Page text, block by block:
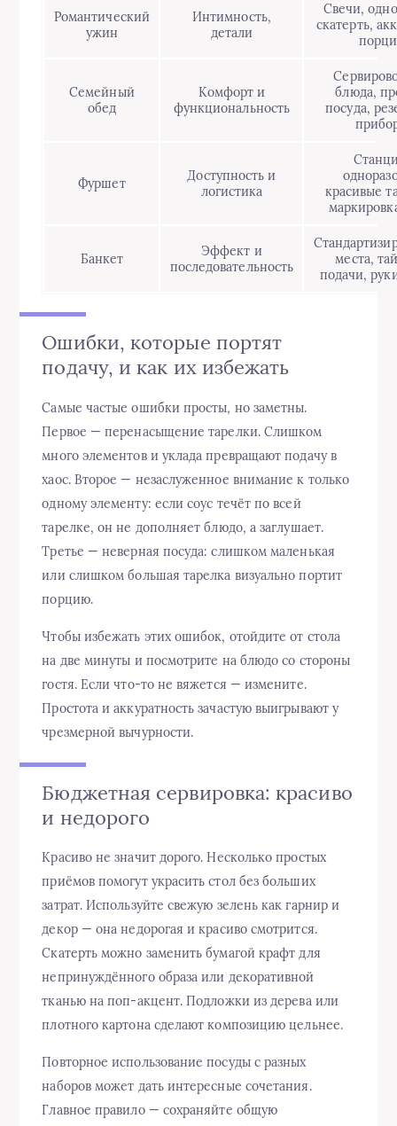
Романтический
ужин
Интимность,
детали
Свечи,
скатерть,
Семейный
обед
Комфорт и
функциональность
блюда,
посуда,
Фуршет
Доступность и
логистика
красивые
Банкет
Эффект и
последовательность
места,
подачи,
Ошибки, которые портят
подачу, и как их избежать
Самые частые ошибки просты, но заметны.
Первое — перенасыщение тарелки. Слишком
много элементов и уклада превращают подачу в
хаос. Второе — незаслуженное внимание к только
одному элементу: если соус течёт по всей
тарелке, он не дополняет блюдо, а заглушает.
Третье — неверная посуда: слишком маленькая
или слишком большая тарелка визуально портит
порцию.
Чтобы избежать этих ошибок, отойдите от стола
на две минуты и посмотрите на блюдо со стороны
гостя. Если что-то не вяжется — измените.
Простота и аккуратность зачастую выигрывают у
чрезмерной вычурности.
Бюджетная сервировка: красиво
и недорого
Красиво не значит дорого. Несколько простых
приёмов помогут украсить стол без больших
затрат. Используйте свежую зелень как гарнир и
декор — она недорогая и красиво смотрится.
Скатерть можно заменить бумагой крафт для
непринуждённого образа или декоративной
тканью на поп-акцент. Подложки из дерева или
плотного картона сделают композицию цельнее.
Повторное использование посуды с разных
наборов может дать интересные сочетания.
Главное правило — сохраняйте общую